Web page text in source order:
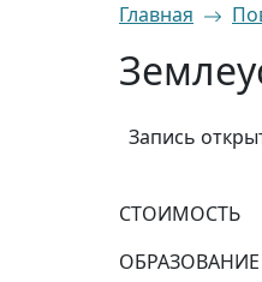
Главная
Запись
СТОИМОСТЬ
ОБРАЗОВАНИЕ